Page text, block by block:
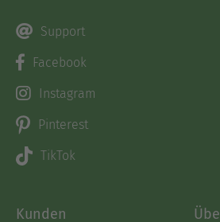
Support
Facebook
Instagram
Pinterest
TikTok
Kunden